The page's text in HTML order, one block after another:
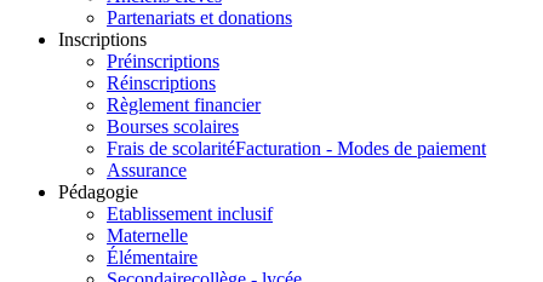
Partenariats et donations
Inscriptions
Préinscriptions
Réinscriptions
Règlement financier
Bourses scolaires
Frais de scolaritéFacturation - Modes de paiement
Assurance
Pédagogie
Etablissement inclusif
Maternelle
Élémentaire